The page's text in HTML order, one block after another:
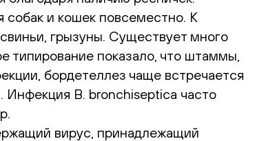
и кошек повсеместно. К
грызуны. Существует много
типирование показало, что штаммы,
бордетеллез чаще встречается
Инфекция B. bronchiseptica часто
вирус, принадлежащий